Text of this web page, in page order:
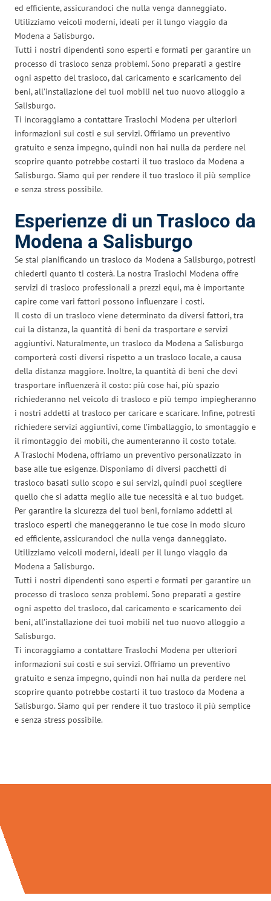
ed efficiente, assicurandoci che nulla venga danneggiato.
Utilizziamo veicoli moderni, ideali per il lungo viaggio da
Modena a Salisburgo.
Tutti i nostri dipendenti sono esperti e formati per garantire un
processo di trasloco senza problemi. Sono preparati a gestire
ogni aspetto del trasloco, dal caricamento e scaricamento dei
beni, all’installazione dei tuoi mobili nel tuo nuovo alloggio a
Salisburgo.
Ti incoraggiamo a contattare Traslochi Modena per ulteriori
informazioni sui costi e sui servizi. Offriamo un preventivo
gratuito e senza impegno, quindi non hai nulla da perdere nel
scoprire quanto potrebbe costarti il tuo trasloco da Modena a
Salisburgo. Siamo qui per rendere il tuo trasloco il più semplice
e senza stress possibile.
Esperienze di un Trasloco da
Modena a Salisburgo
Se stai pianificando un trasloco da Modena a Salisburgo, potresti
chiederti quanto ti costerà. La nostra Traslochi Modena offre
servizi di trasloco professionali a prezzi equi, ma è importante
capire come vari fattori possono influenzare i costi.
Il costo di un trasloco viene determinato da diversi fattori, tra
cui la distanza, la quantità di beni da trasportare e servizi
aggiuntivi. Naturalmente, un trasloco da Modena a Salisburgo
comporterà costi diversi rispetto a un trasloco locale, a causa
della distanza maggiore. Inoltre, la quantità di beni che devi
trasportare influenzerà il costo: più cose hai, più spazio
richiederanno nel veicolo di trasloco e più tempo impiegheranno
i nostri addetti al trasloco per caricare e scaricare. Infine, potresti
richiedere servizi aggiuntivi, come l’imballaggio, lo smontaggio e
il rimontaggio dei mobili, che aumenteranno il costo totale.
A Traslochi Modena, offriamo un preventivo personalizzato in
base alle tue esigenze. Disponiamo di diversi pacchetti di
trasloco basati sullo scopo e sui servizi, quindi puoi scegliere
quello che si adatta meglio alle tue necessità e al tuo budget.
Per garantire la sicurezza dei tuoi beni, forniamo addetti al
trasloco esperti che maneggeranno le tue cose in modo sicuro
ed efficiente, assicurandoci che nulla venga danneggiato.
Utilizziamo veicoli moderni, ideali per il lungo viaggio da
Modena a Salisburgo.
Tutti i nostri dipendenti sono esperti e formati per garantire un
processo di trasloco senza problemi. Sono preparati a gestire
ogni aspetto del trasloco, dal caricamento e scaricamento dei
beni, all’installazione dei tuoi mobili nel tuo nuovo alloggio a
Salisburgo.
Ti incoraggiamo a contattare Traslochi Modena per ulteriori
informazioni sui costi e sui servizi. Offriamo un preventivo
gratuito e senza impegno, quindi non hai nulla da perdere nel
scoprire quanto potrebbe costarti il tuo trasloco da Modena a
Salisburgo. Siamo qui per rendere il tuo trasloco il più semplice
e senza stress possibile.